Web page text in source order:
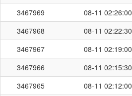
3467969
08-11 02:26:00
3467968
08-11 02:22:30
3467967
08-11 02:19:00
3467966
08-11 02:15:30
3467965
08-11 02:12:00